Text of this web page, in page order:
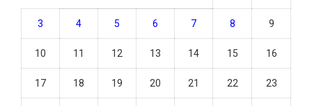
3 4 5 6 7 8 9
10 11 12 13 14 15 16
17 18 19 20 21 22 23